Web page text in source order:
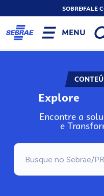
SOBREFALE
MENU
Explore
Encontre a
e